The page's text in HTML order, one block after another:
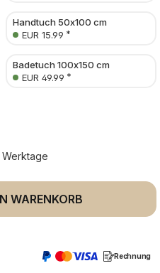
Handtuch 50x100 cm
EUR 15.99 *
Badetuch 100x150 cm
EUR 49.99 *
gewünschten
WARENKORB
Rechnung